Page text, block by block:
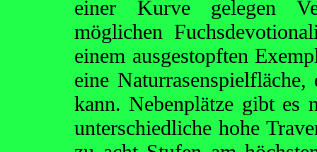
einer Kurve gelegen
möglichen
einem ausgestopften
eine
kann. Nebenplätze gibt es
unterschiedliche hohe